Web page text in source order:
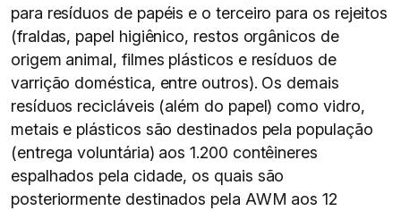
para resíduos de papéis e o terceiro para os rejeitos
(fraldas, papel higiênico, restos orgânicos de
origem animal, filmes plásticos e resíduos de
varrição doméstica, entre outros). Os demais
resíduos recicláveis (além do papel) como vidro,
metais e plásticos são destinados pela população
(entrega voluntária) aos 1.200 contêineres
espalhados pela cidade, os quais são
posteriormente destinados pela AWM aos 12